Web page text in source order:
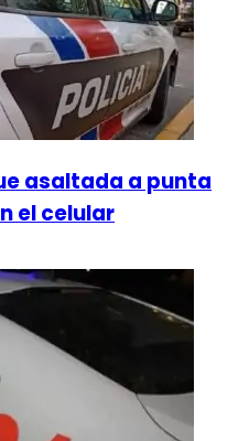
asaltada a punta
el celular